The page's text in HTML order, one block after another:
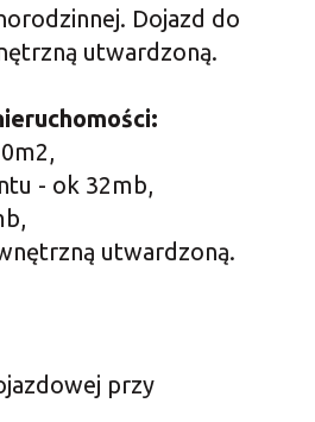
Dojazd do
utwardzoną.
- ok 32mb,
utwardzoną.
przy